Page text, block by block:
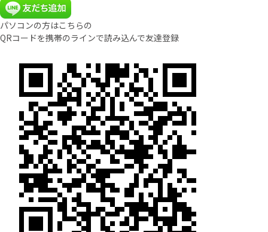
パソコンの方はこちらの
QRコードを携帯のラインで読み込んで友達登録